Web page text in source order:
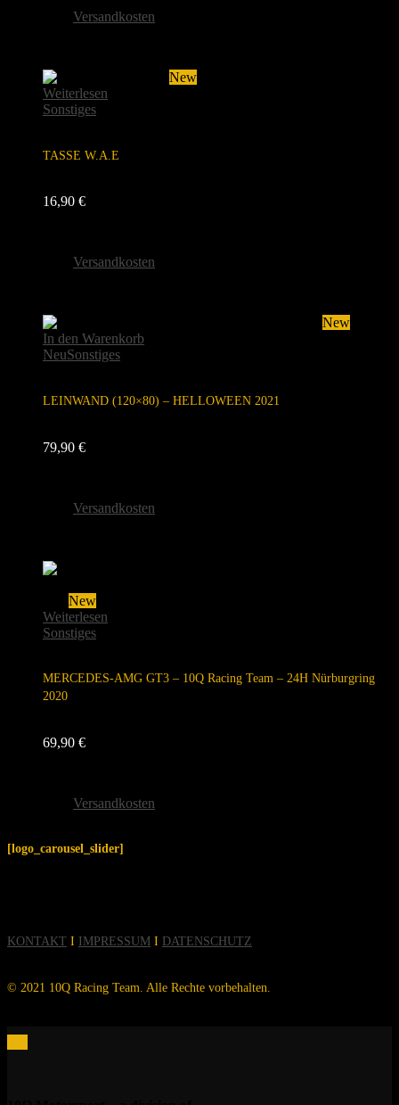
Versandkosten
New
Weiterlesen
Sonstiges
TASSE W.A.E
16,90 €
Versandkosten
New
In den Warenkorb
NeuSonstiges
LEINWAND (120×80) – HELLOWEEN 2021
79,90 €
Versandkosten
New
Weiterlesen
Sonstiges
MERCEDES-AMG GT3 – 10Q Racing Team – 24H Nürburgring
2020
69,90 €
Versandkosten
[logo_carousel_slider]
KONTAKT I IMPRESSUM I DATENSCHUTZ
© 2021 10Q Racing Team. Alle Rechte vorbehalten.